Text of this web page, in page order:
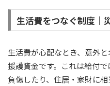
生活費をつなぐ制度｜
生活費が心配なとき、意外
援護資金です。これは給付
負傷したり、住居・家財に